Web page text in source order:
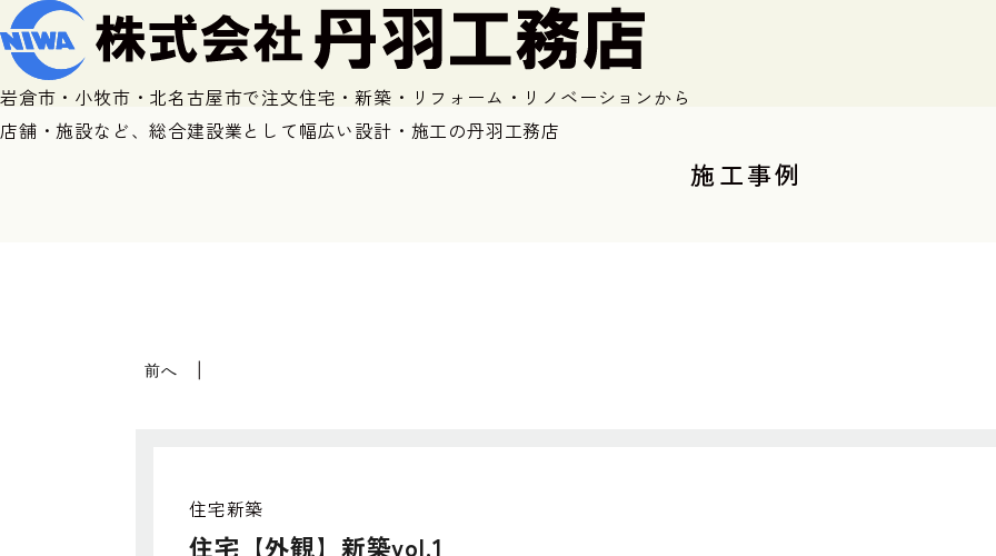
岩倉市・小牧市・北名古屋市で注文住宅・新築・リフォーム・リノベーションから
店舗・施設など、総合建設業として幅広い設計・施工の丹羽工務店
施工事例
前へ
住宅新築
住宅【外観】新築vol.1